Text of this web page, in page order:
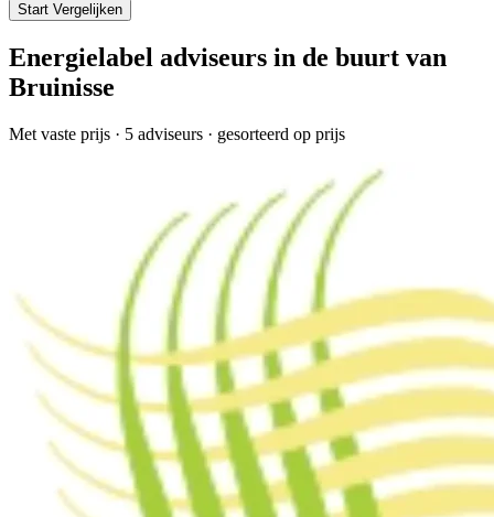
Start Vergelijken
Energielabel adviseurs in de buurt van
Bruinisse
Met vaste prijs · 5 adviseurs · gesorteerd op prijs